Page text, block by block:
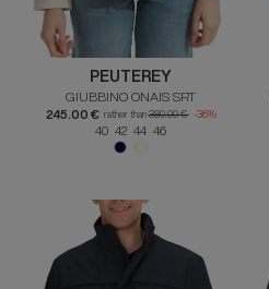
PEUTEREY
GIUBBINO ONAIS SRT
245.00 € rather than380.00 € -36%
40 42 44 46